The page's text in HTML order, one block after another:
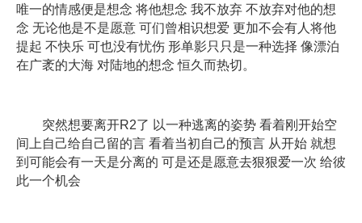
唯一的情感便是想念 将他想念 我不放弃 不放弃对他的想
念 无论他是不是愿意 可们曾相识想爱 更加不会有人将他
提起 不快乐 可也没有忧伤 形单影只只是一种选择 像漂泊
在广袤的大海 对陆地的想念 恒久而热切。
突然想要离开R2了 以一种逃离的姿势 看着刚开始空
间上自己给自己留的言 看着当初自己的预言 从开始 就想
到可能会有一天是分离的 可是还是愿意去狠狠爱一次 给彼
此一个机会